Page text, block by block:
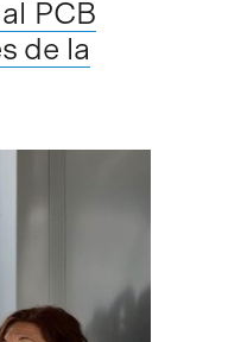
PCB
de la